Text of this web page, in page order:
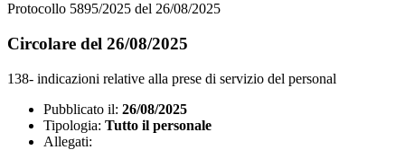
Protocollo 5895/2025 del 26/08/2025
Circolare del 26/08/2025
138- indicazioni relative alla prese di servizio del personal
Pubblicato il: 26/08/2025
Tipologia: Tutto il personale
Allegati: